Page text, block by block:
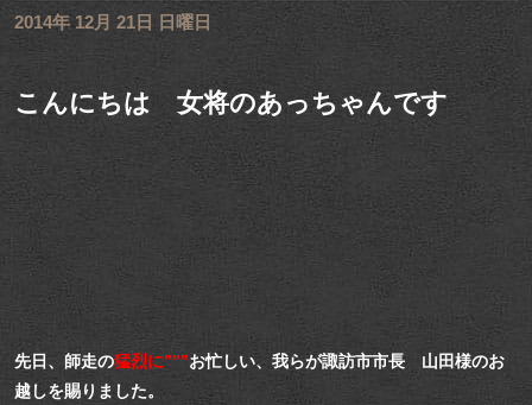
2014年 12月 21日 日曜日
こんにちは 女将のあっちゃんです
先日、師走の猛烈に”””お忙しい、我らが諏訪市市長 山田様のお
越しを賜りました。